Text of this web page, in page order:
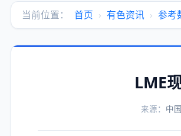
当前位置： 首页 › 有色资讯 › 参考
LME
来源： 中